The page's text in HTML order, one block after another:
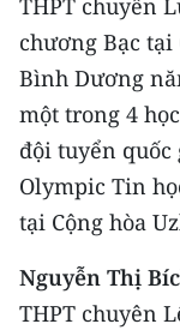
Media Chính trị
Media Kinh tế
Media Văn hóa
Media Xã hội
Media Du lịch
chương Bạc
Bình Dương
một trong 4
đội tuyển
Olympic Tin
tại Cộng hòa
Nguyễn Thị
THPT chuyên